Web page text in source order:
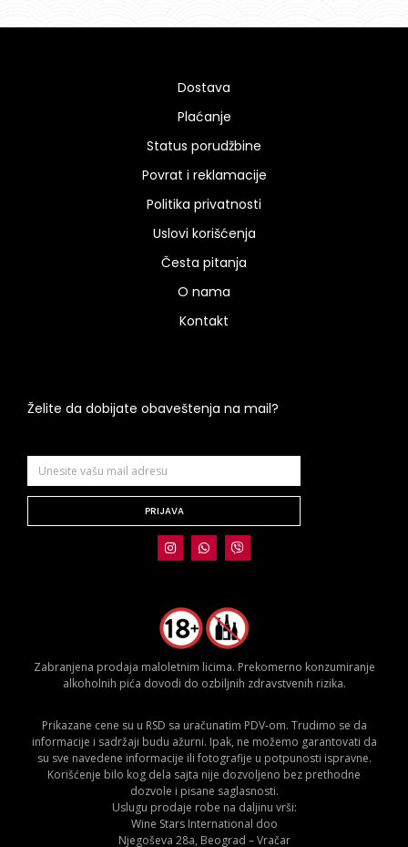
Dostava
Plaćanje
Status porudžbine
Povrat i reklamacije
Politika privatnosti
Uslovi korišćenja
Česta pitanja
O nama
Kontakt
Želite da dobijate obaveštenja na mail?
PRIJAVA
Zabranjena prodaja maloletnim licima. Prekomerno konzumiranje
alkoholnih pića dovodi do ozbiljnih zdravstvenih rizika.
Prikazane cene su u RSD sa uračunatim PDV-om. Trudimo se da
informacije i sadržaji budu ažurni. Ipak, ne možemo garantovati da
su sve navedene informacije ili fotografije u potpunosti ispravne.
Korišćenje bilo kog dela sajta nije dozvoljeno bez prethodne
dozvole i pisane saglasnosti.
Uslugu prodaje robe na daljinu vrši:
Wine Stars International doo
Njegoševa 28a, Beograd – Vračar